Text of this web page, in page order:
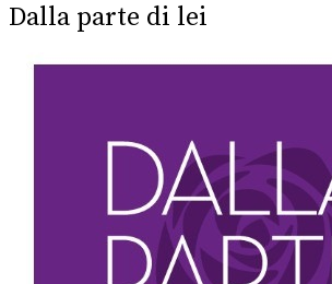
Dalla parte di lei